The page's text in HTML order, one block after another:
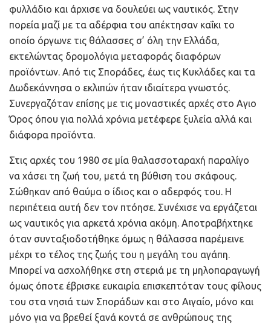
φυλλάδιο και άρχισε να δουλεύει ως ναυτικός. Στην
πορεία μαζί με τα αδέρφια του απέκτησαν καΐκι το
οποίο όργωνε τις θάλασσες σ’ όλη την Ελλάδα,
εκτελώντας δρομολόγια μεταφοράς διαφόρων
προϊόντων. Από τις Σποράδες, έως τις Κυκλάδες και τα
Δωδεκάννησα ο εκλιπών ήταν ιδιαίτερα γνωστός.
Συνεργαζόταν επίσης με τις μοναστικές αρχές στο Αγιο
Όρος όπου για πολλά χρόνια μετέφερε ξυλεία αλλά και
διάφορα προϊόντα.
Στις αρχές του 1980 σε μία θαλασσοταραχή παραλίγο
να χάσει τη ζωή του, μετά τη βύθιση του σκάφους.
Σώθηκαν από θαύμα ο ίδιος και ο αδερφός του. Η
περιπέτεια αυτή δεν τον πτόησε. Συνέχισε να εργάζεται
ως ναυτικός για αρκετά χρόνια ακόμη. Αποτραβήχτηκε
όταν συνταξιοδοτήθηκε όμως η θάλασσα παρέμεινε
μέχρι το τέλος της ζωής του η μεγάλη του αγάπη.
Μπορεί να ασχολήθηκε στη στεριά με τη μηλοπαραγωγή
όμως όποτε έβρισκε ευκαιρία επισκεπτόταν τους φίλους
του στα νησιά των Σποράδων και στο Αιγαίο, μόνο και
μόνο για να βρεθεί ξανά κοντά σε ανθρώπους της